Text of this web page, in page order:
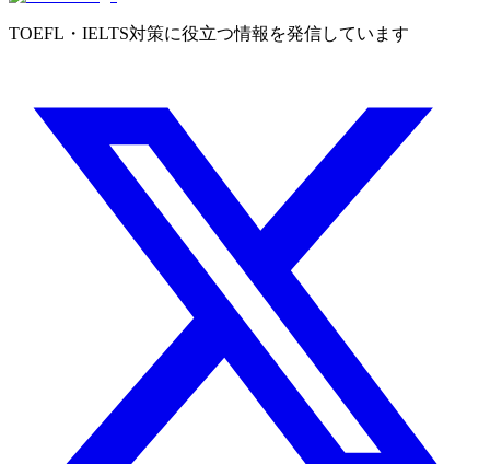
TOEFL・IELTS対策に役立つ情報を発信しています